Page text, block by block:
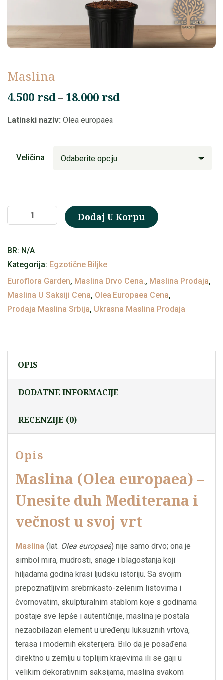
Maslina
4.500 rsd– 18.000 rsd
Latinski naziv: Olea europaea
Veličina
Maslina
količina
Dodaj U Korpu
BR: N/A
Kategorija: Egzotične Biljke
Euroflora Garden, Maslina Drvo Cena., Maslina Prodaja,
Maslina U Saksiji Cena, Olea Europaea Cena,
Prodaja Maslina Srbija, Ukrasna Maslina Prodaja
OPIS
DODATNE INFORMACIJE
RECENZIJE (0)
Opis
Maslina (Olea europaea) –
Unesite duh Mediterana i
večnost u svoj vrt
Maslina (lat. Olea europaea) nije samo drvo; ona je
simbol mira, mudrosti, snage i blagostanja koji
hiljadama godina krasi ljudsku istoriju. Sa svojim
prepoznatljivim srebrnkasto-zelenim listovima i
čvornovatim, skulpturalnim stablom koje s godinama
postaje sve lepše i autentičnije, maslina je postala
nezaobilazan element u uređenju luksuznih vrtova,
terasa i modernih eksterijera. Bilo da je posađena
direktno u zemlju u toplijim krajevima ili se gaji u
velikim dekorativnim saksijama, maslina svakom